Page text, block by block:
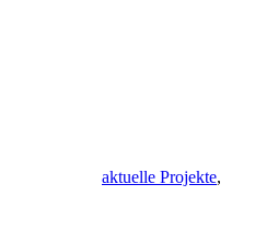
aktuelle Projekte,